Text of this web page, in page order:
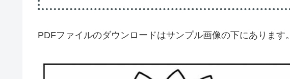
PDFファイルのダウンロードはサンプル画像の下にあります。